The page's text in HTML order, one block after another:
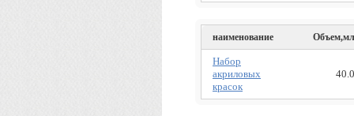
наименование Объем,мл
Набор
акриловых
красок
40.0